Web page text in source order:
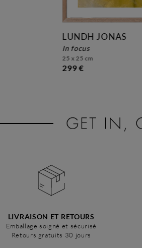
LUNDH JONAS
in focus
25 x 25 cm
299 €
LIVRAISON ET RETOURS
Emballage soigné et sécurisé
Retours gratuits 30 jours